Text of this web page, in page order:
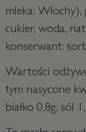
mleka:
cukier, woda,
konserwant:
Wartości
tym nasycone
białko 0,8g, sól